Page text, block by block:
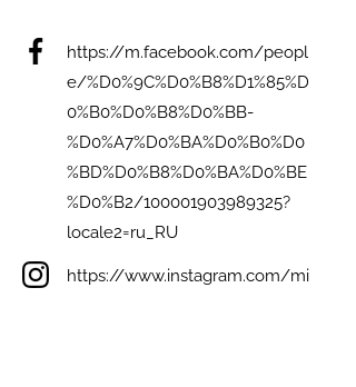
https://m.facebook.com/peopl
e/%D0%9C%D0%B8%D1%85%D
0%B0%D0%B8%D0%BB-
%D0%A7%D0%BA%D0%B0%D0
%BD%D0%B8%D0%BA%D0%BE
%D0%B2/100001903989325?
locale2=ru_RU
https://www.instagram.com/mi